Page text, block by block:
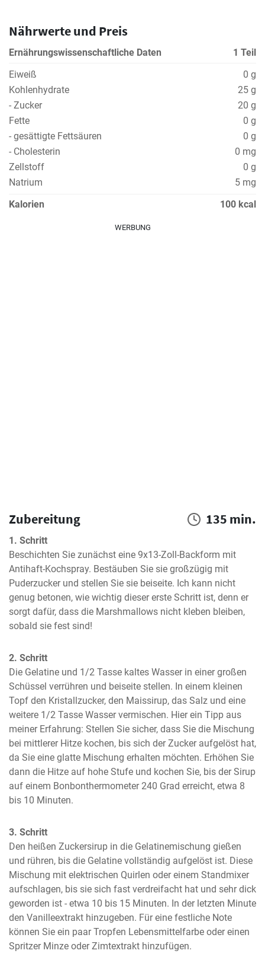
Nährwerte und Preis
Ernährungswissenschaftliche Daten
1 Teil
Eiweiß
0 g
Kohlenhydrate
25 g
- Zucker
20 g
Fette
0 g
- gesättigte Fettsäuren
0 g
- Cholesterin
0 mg
Zellstoff
0 g
Natrium
5 mg
Kalorien
100 kcal
WERBUNG
Zubereitung 135 min.
1. Schritt
Beschichten Sie zunächst eine 9x13-Zoll-Backform mit
Antihaft-Kochspray. Bestäuben Sie sie großzügig mit
Puderzucker und stellen Sie sie beiseite. Ich kann nicht
genug betonen, wie wichtig dieser erste Schritt ist, denn er
sorgt dafür, dass die Marshmallows nicht kleben bleiben,
sobald sie fest sind!
2. Schritt
Die Gelatine und 1/2 Tasse kaltes Wasser in einer großen
Schüssel verrühren und beiseite stellen. In einem kleinen
Topf den Kristallzucker, den Maissirup, das Salz und eine
weitere 1/2 Tasse Wasser vermischen. Hier ein Tipp aus
meiner Erfahrung: Stellen Sie sicher, dass Sie die Mischung
bei mittlerer Hitze kochen, bis sich der Zucker aufgelöst hat,
da Sie eine glatte Mischung erhalten möchten. Erhöhen Sie
dann die Hitze auf hohe Stufe und kochen Sie, bis der Sirup
auf einem Bonbonthermometer 240 Grad erreicht, etwa 8
bis 10 Minuten.
3. Schritt
Den heißen Zuckersirup in die Gelatinemischung gießen
und rühren, bis die Gelatine vollständig aufgelöst ist. Diese
Mischung mit elektrischen Quirlen oder einem Standmixer
aufschlagen, bis sie sich fast verdreifacht hat und sehr dick
geworden ist - etwa 10 bis 15 Minuten. In der letzten Minute
den Vanilleextrakt hinzugeben. Für eine festliche Note
können Sie ein paar Tropfen Lebensmittelfarbe oder einen
Spritzer Minze oder Zimtextrakt hinzufügen.